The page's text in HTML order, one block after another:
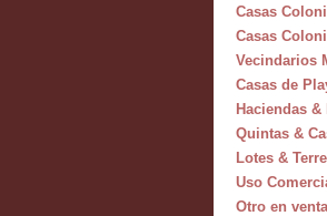
Casas
Casas
Vecindarios
Casas de
Haciendas &
Quintas &
Lotes &
Uso
Otro en venta